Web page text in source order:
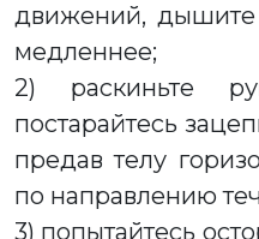
движений,
медленнее;
2) раскиньте
постарайтесь
предав телу
по направлению
3) попытайтесь